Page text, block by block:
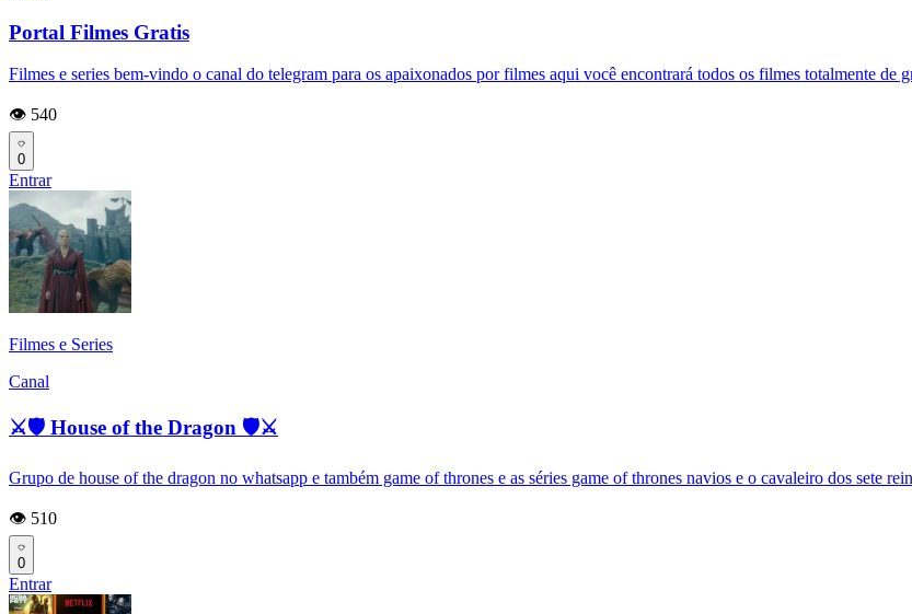
Portal Filmes Gratis
Filmes e series bem-vindo o canal do telegram para os apaixonados por filmes aqui você encontrará todos os filmes totalmente de
👁️ 540
0
Entrar
Filmes e Series
Canal
⚔🛡 House of the Dragon 🛡⚔
Grupo de house of the dragon no whatsapp e também game of thrones e as séries game of thrones navios e o cavaleiro dos sete
👁️ 510
0
Entrar